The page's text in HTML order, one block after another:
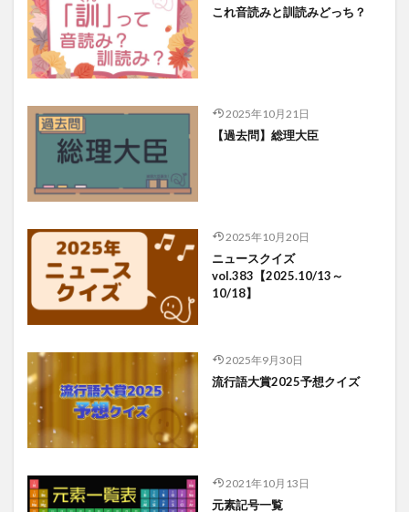
これ音読みと訓読みどっち？
2025年10月21日
【過去問】総理大臣
2025年10月20日
ニュースクイズ
vol.383【2025.10/13～
10/18】
2025年9月30日
流行語大賞2025予想クイズ
2021年10月13日
元素記号一覧